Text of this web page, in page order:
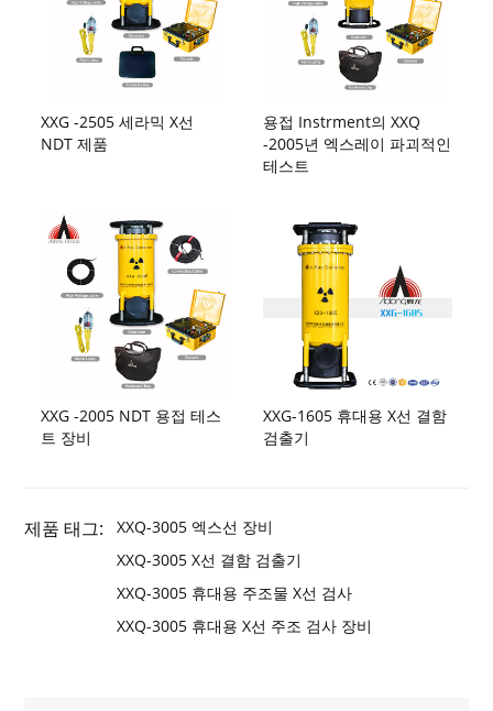
XXG -2505 세라믹 X선
NDT 제품
용접 Instrment의 XXQ
-2005년 엑스레이 파괴적인
테스트
XXG -2005 NDT 용접 테스
트 장비
XXG-1605 휴대용 X선 결함
검출기
제품 태그:
XXQ-3005 엑스선 장비
XXQ-3005 X선 결함 검출기
XXQ-3005 휴대용 주조물 X선 검사
XXQ-3005 휴대용 X선 주조 검사 장비